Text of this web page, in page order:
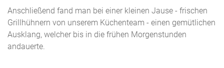
Anschließend fand man bei einer kleinen Jause - frischen
Grillhühnern von unserem Küchenteam - einen gemütlichen
Ausklang, welcher bis in die frühen Morgenstunden
andauerte.